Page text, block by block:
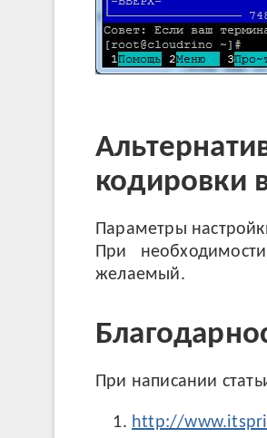
кодировки
Параметры
При
желаемый.
При написании
http://